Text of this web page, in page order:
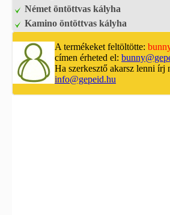
Német öntöttvas kályha
Kamino öntöttvas kályha
A termékeket feltöltötte:
címen érheted el:
Ha szerkesztő akarsz lenni írj
info@gepeid.hu